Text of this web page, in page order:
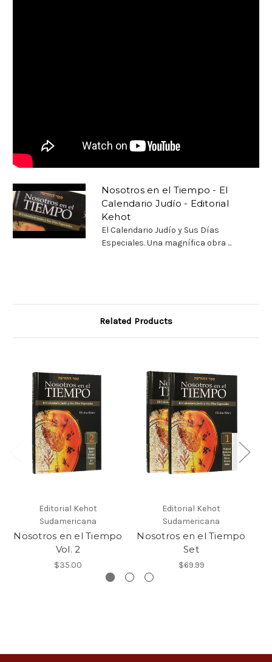
Nosotros en el Tiempo - El
Calendario Judío - Editorial
Kehot
El Calendario Judío y Sus Días
Especiales. Una magnífica obra ...
Related Products
Editorial Kehot
Sudamericana
Nosotros en el Tiempo
Vol. 2
$35.00
Editorial Kehot
Sudamericana
Nosotros en el Tiempo
Set
$69.99